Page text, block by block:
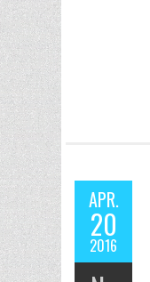
APR.
20
2016